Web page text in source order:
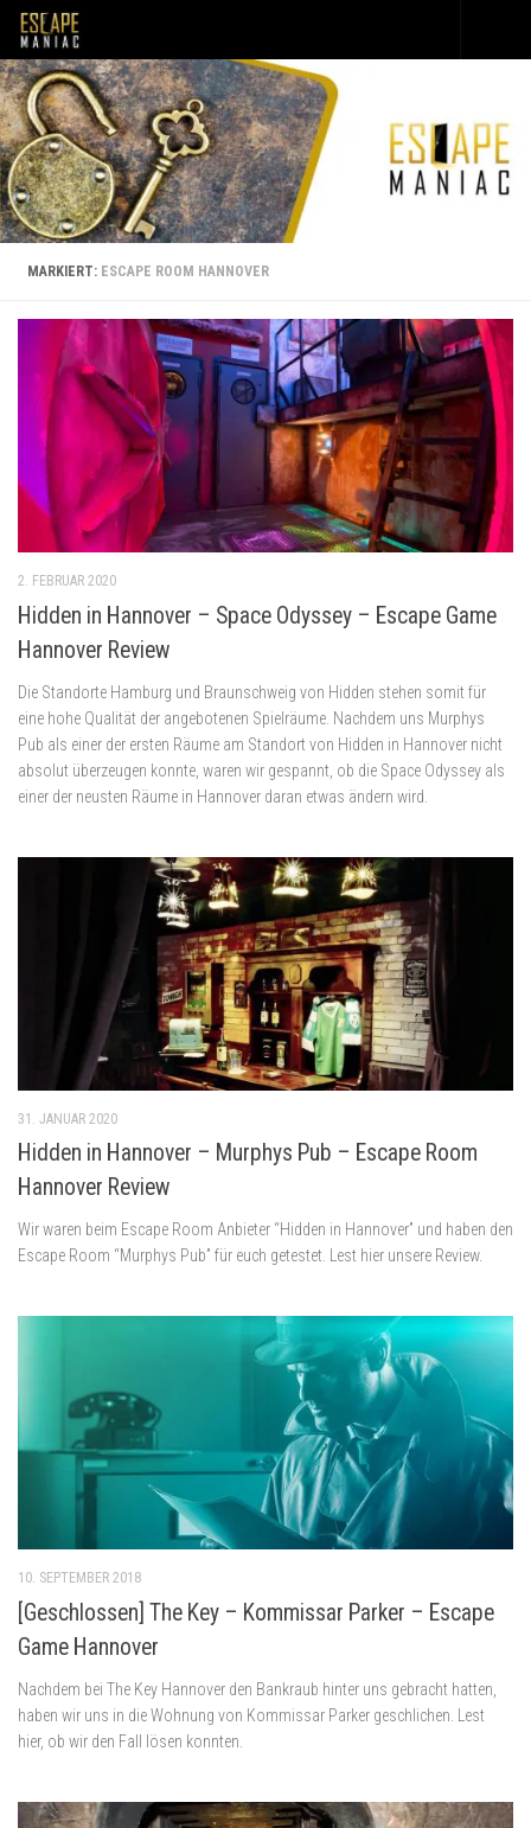
Unter dem Inhalt
MARKIERT: ESCAPE ROOM HANNOVER
2. FEBRUAR 2020
Hidden in Hannover – Space Odyssey – Escape Game
Hannover Review
Die Standorte Hamburg und Braunschweig von Hidden stehen somit für
eine hohe Qualität der angebotenen Spielräume. Nachdem uns Murphys
Pub als einer der ersten Räume am Standort von Hidden in Hannover nicht
absolut überzeugen konnte, waren wir gespannt, ob die Space Odyssey als
einer der neusten Räume in Hannover daran etwas ändern wird.
31. JANUAR 2020
Hidden in Hannover – Murphys Pub – Escape Room
Hannover Review
Wir waren beim Escape Room Anbieter “Hidden in Hannover” und haben den
Escape Room “Murphys Pub” für euch getestet. Lest hier unsere Review.
10. SEPTEMBER 2018
[Geschlossen] The Key – Kommissar Parker – Escape
Game Hannover
Nachdem bei The Key Hannover den Bankraub hinter uns gebracht hatten,
haben wir uns in die Wohnung von Kommissar Parker geschlichen. Lest
hier, ob wir den Fall lösen konnten.